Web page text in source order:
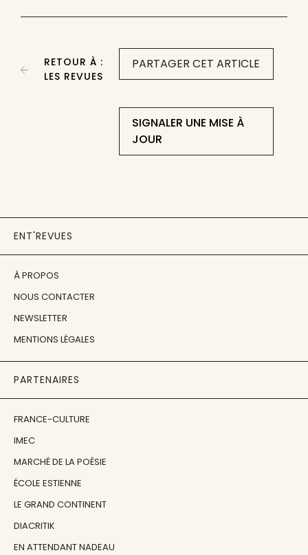
PARTAGER CET ARTICLE
SIGNALER UNE MISE À
JOUR
RETOUR À :
LES REVUES
ENT'REVUES
À PROPOS
NOUS CONTACTER
NEWSLETTER
MENTIONS LÉGALES
PARTENAIRES
FRANCE-CULTURE
IMEC
MARCHÉ DE LA POÉSIE
ÉCOLE ESTIENNE
LE GRAND CONTINENT
DIACRITIK
EN ATTENDANT NADEAU